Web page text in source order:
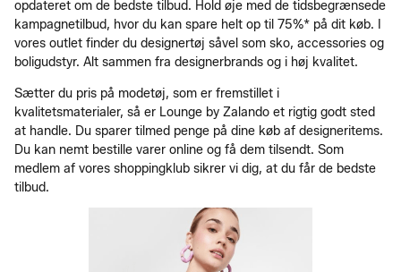
opdateret om de bedste tilbud. Hold øje med de tidsbegrænsede
kampagnetilbud, hvor du kan spare helt op til 75%* på dit køb. I
vores outlet finder du designertøj såvel som sko, accessories og
boligudstyr. Alt sammen fra designerbrands og i høj kvalitet.
Sætter du pris på modetøj, som er fremstillet i
kvalitetsmaterialer, så er Lounge by Zalando et rigtig godt sted
at handle. Du sparer tilmed penge på dine køb af designeritems.
Du kan nemt bestille varer online og få dem tilsendt. Som
medlem af vores shoppingklub sikrer vi dig, at du får de bedste
tilbud.